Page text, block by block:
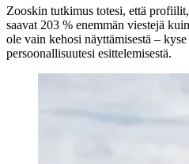
Zooskin tutkimus totesi, että
saavat 203 % enemmän viestejä
ole vain kehosi näyttämisestä –
persoonallisuutesi esittelemisestä.